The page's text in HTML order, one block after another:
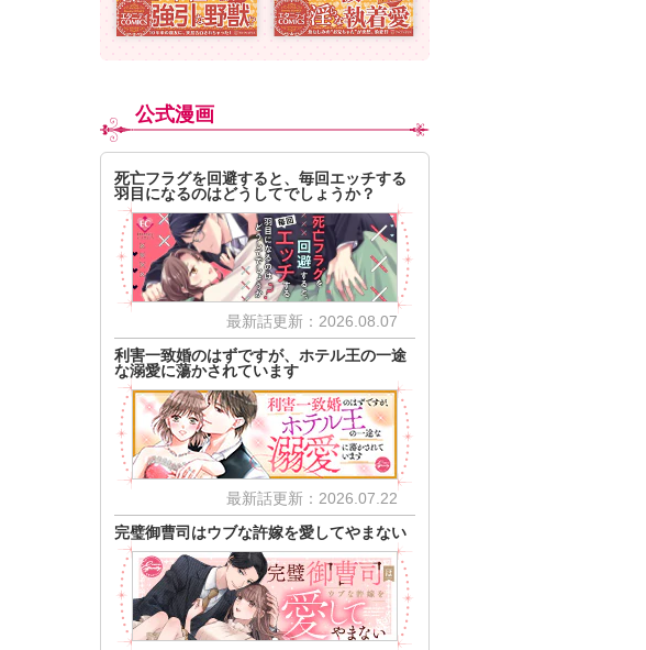
公式漫画
死亡フラグを回避すると、毎回エッチする
羽目になるのはどうしてでしょうか？
最新話更新：2026.08.07
利害一致婚のはずですが、ホテル王の一途
な溺愛に蕩かされています
最新話更新：2026.07.22
完璧御曹司はウブな許嫁を愛してやまない